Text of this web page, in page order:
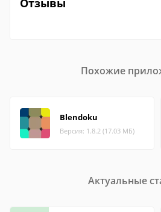
Отзывы
Похожие
Blendoku
Версия: 1.8.2 (17.03 МБ)
Актуальные